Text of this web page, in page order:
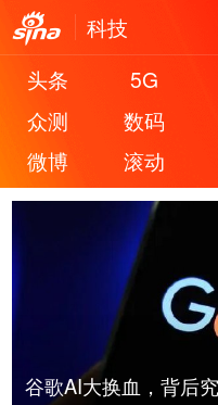
科技
头条
5G
众测
数码
微博
滚动
谷歌AI大换血，背后